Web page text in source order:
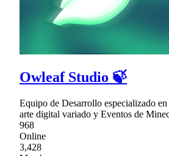
Owleaf Studio 🍃
Equipo de Desarrollo especializado
arte digital variado y Eventos de
968
Online
3,428